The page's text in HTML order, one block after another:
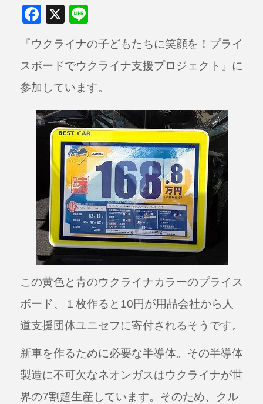
F
a
c
e
b
o
o
k
X Li
n
e
『ウクライナの子どもたちに笑顔を！プライ
スボードでウクライナ支援プロジェクト』に
参加しています。
この黄色と青のウクライナカラーのプライス
ボード、１枚作ると10円が用品会社から人
道支援団体ユニセフに寄付されるそうです。
新車を作るために必要な半導体。その半導体
製造に不可欠なネオンガスはウクライナが世
界の7割超生産しています。 そのため、クル